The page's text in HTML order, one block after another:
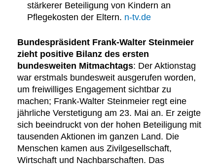
stärkerer Beteiligung von Kindern an
Pflegekosten der Eltern. n-tv.de
Bundespräsident Frank-Walter Steinmeier
zieht positive Bilanz des ersten
bundesweiten Mitmachtags: Der Aktionstag
war erstmals bundesweit ausgerufen worden,
um freiwilliges Engagement sichtbar zu
machen; Frank-Walter Steinmeier regt eine
jährliche Verstetigung am 23. Mai an. Er zeigte
sich beeindruckt von der hohen Beteiligung mit
tausenden Aktionen im ganzen Land. Die
Menschen kamen aus Zivilgesellschaft,
Wirtschaft und Nachbarschaften. Das